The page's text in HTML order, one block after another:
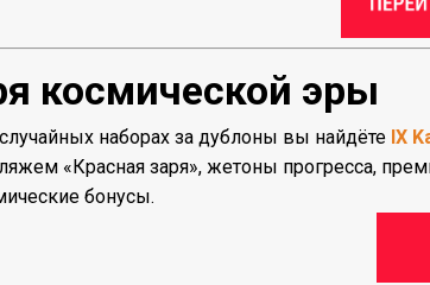
космической эры
наборах за дублоны вы найдёте IX
«Красная заря», жетоны прогресса,
бонусы.